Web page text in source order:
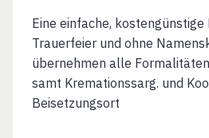
Eine einfache,
Trauerfeier und ohne
übernehmen alle
samt Kremationssarg. und
Beisetzungsort